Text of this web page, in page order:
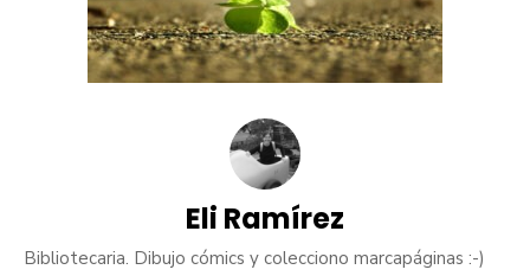
Eli Ramírez
Bibliotecaria. Dibujo cómics y colecciono marcapáginas :-)